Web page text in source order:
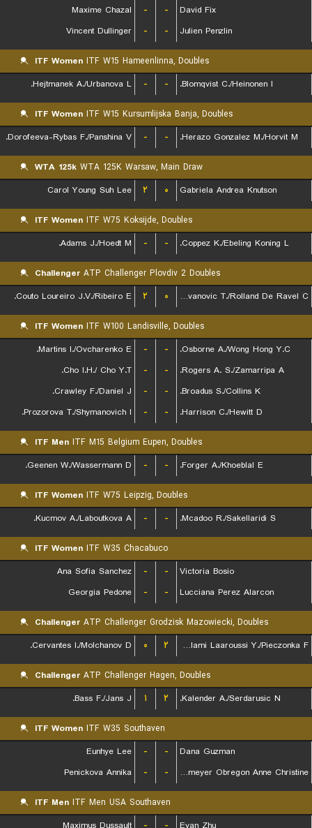
Maxime Chazal
- -
David Fix
Vincent Dullinger
- - Julien Penzlin
ITF Women ITF W15 Hameenlinna, Doubles
Hejtmanek A./Urbanova L.
- - Blomqvist C./Heinonen I.
ITF Women ITF W15 Kursumlijska Banja, Doubles
Dorofeeva-Rybas F./Panshina V.
- - Herazo Gonzalez M./Horvit M.
WTA 125k WTA 125K Warsaw, Main Draw
Carol Young Suh Lee
۲ ۰ Gabriela Andrea Knutson
ITF Women ITF W75 Koksijde, Doubles
Adams J./Hoedt M.
- - Coppez K./Ebeling Koning L.
Challenger ATP Challenger Plovdiv 2 Doubles
Couto Loureiro J.V./Ribeiro E.
۲ ۰ Radovanovic T./Rolland De Ravel C.
ITF Women ITF W100 Landisville, Doubles
Martins I./Ovcharenko E.
- -
Osborne A./Wong Hong Y.C.
Cho I.H./ Cho Y.T.
- -
Rogers A. S./Zamarripa A.
Crawley F./Daniel J.
- -
Broadus S./Collins K.
Prozorova T./Shymanovich I.
- - Harrison C./Hewitt D.
ITF Men ITF M15 Belgium Eupen, Doubles
Geenen W./Wassermann D.
- - Forger A./Khoeblal E.
ITF Women ITF W75 Leipzig, Doubles
Kucmov A./Laboutkova A.
- - Mcadoo R./Sakellaridi S.
ITF Women ITF W35 Chacabuco
Ana Sofia Sanchez
- -
Victoria Bosio
Georgia Pedone
- - Lucciana Perez Alarcon
Challenger ATP Challenger Grodzisk Mazowiecki, Doubles
Cervantes I./Molchanov D.
۰ ۲ Lalami Laaroussi Y./Pieczonka F.
Challenger ATP Challenger Hagen, Doubles
Bass F./Jans J.
۱ ۲ Kalender A./Serdarusic N.
ITF Women ITF W35 Southaven
Eunhye Lee
- -
Dana Guzman
Penickova Annika
- - Lutkemeyer Obregon Anne Christine
ITF Men ITF Men USA Southaven